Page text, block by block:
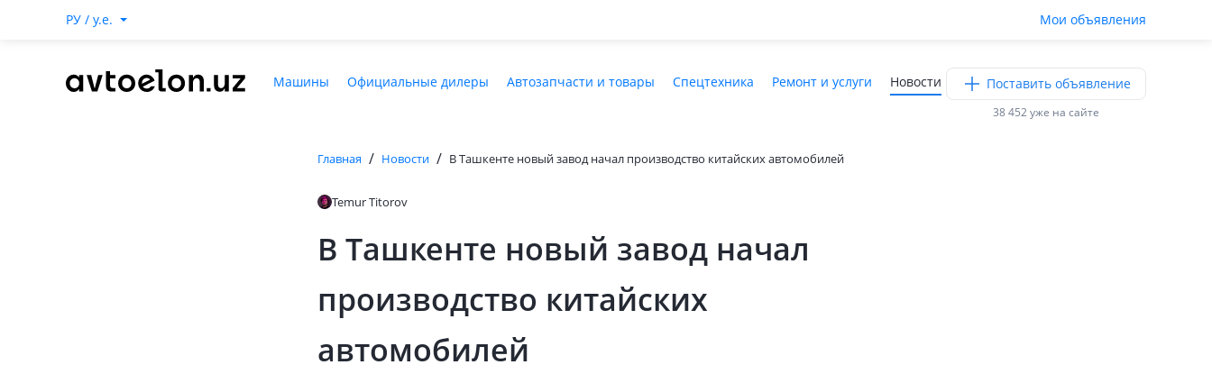
РУ / y.e. Мои объявления
Машины Официальные дилеры Автозапчасти и товары Спецтехника Ремонт и услуги Новости Поставить объявление
38 452 уже на сайте
Главная / Новости / В Ташкенте новый завод начал производство китайских автомобилей
Temur Titorov
В Ташкенте новый завод начал
производство китайских
автомобилей